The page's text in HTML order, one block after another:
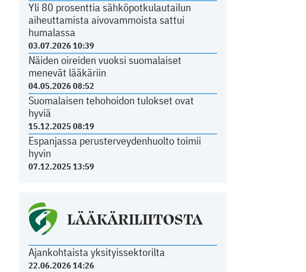
Yli 80 prosenttia sähköpotkulautailun
aiheuttamista aivovammoista sattui
humalassa
03.07.2026 10:39
Näiden oireiden vuoksi suomalaiset
menevät lääkäriin
04.05.2026 08:52
Suomalaisen tehohoidon tulokset ovat
hyviä
15.12.2025 08:19
Espanjassa perusterveydenhuolto toimii
hyvin
07.12.2025 13:59
LÄÄKÄRILIITOSTA
Ajankohtaista yksityissektorilta
22.06.2026 14:26